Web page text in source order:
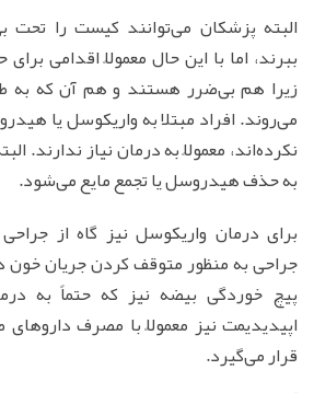
البته پزشکان می‌توانند کیست را
ببرند، اما با این حال معمولاً اقدامی
زیرا هم بی‌ضرر هستند و هم آن که به
می‌روند. افراد مبتلا به واریکوسل یا
نکرده‌اند، معمولاً به درمان نیاز ندارند.
به حذف هیدروسل یا تجمع مایع می‌شود.
برای درمان واریکوسل نیز گاه از
جراحی به منظور متوقف کردن جریان
پیچ خوردگی بیضه نیز که حتماً به
اپیدیدیمت نیز معمولاً با مصرف
قرار می‌گیرد.